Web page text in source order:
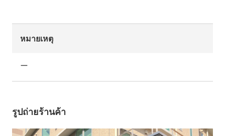
หมายเหตุ
ー
รูปถ่ายร้านค้า